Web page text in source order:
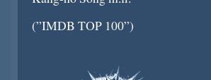
(”IMDB TOP 100”)